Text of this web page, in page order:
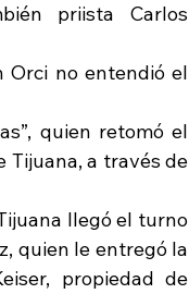
priista Carlos
Orci no entendió el
quien retomó el
Tijuana, a través de
llegó el turno
quien le entregó la
propiedad de